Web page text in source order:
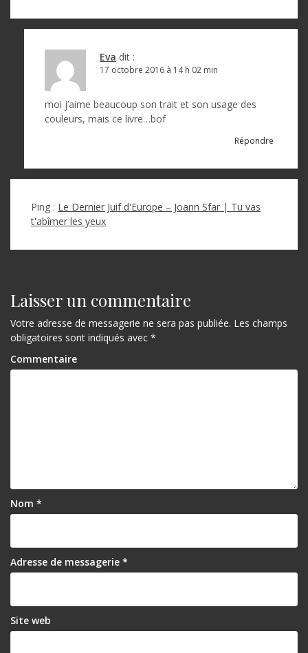
Eva dit :
17 octobre 2016 à 14 h 02 min
moi j’aime beaucoup son trait et son usage des
couleurs, mais ce livre…bof
Répondre
Ping : Le Dernier Juif d'Europe – Joann Sfar | Tu vas
t'abîmer les yeux
Laisser un commentaire
Votre adresse de messagerie ne sera pas publiée. Les champs
obligatoires sont indiqués avec *
Commentaire
Nom *
Adresse de messagerie *
Site web